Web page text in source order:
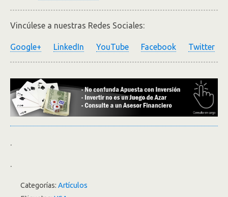
Vincúlese a nuestras Redes Sociales:
Google+ LinkedIn YouTube Facebook Twitter
.
.
Categorías: Artículos